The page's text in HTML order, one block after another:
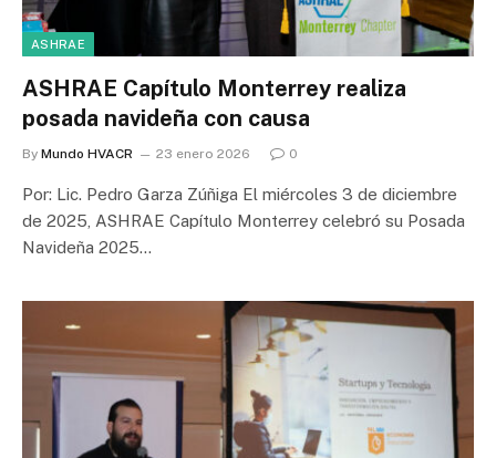
ASHRAE
ASHRAE Capítulo Monterrey realiza
posada navideña con causa
By Mundo HVACR 23 enero 2026 0
Por: Lic. Pedro Garza Zúñiga El miércoles 3 de diciembre
de 2025, ASHRAE Capítulo Monterrey celebró su Posada
Navideña 2025…